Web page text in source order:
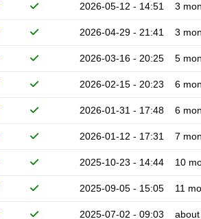
2026-05-12 - 14:51 3
2026-04-29 - 21:41 3
2026-03-16 - 20:25 5
2026-02-15 - 20:23 6
2026-01-31 - 17:48 6
2026-01-12 - 17:31 7
2025-10-23 - 14:44 10
2025-09-05 - 15:05 11
2025-07-02 - 09:03